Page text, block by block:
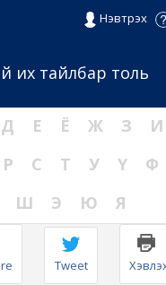
Нэвтрэх
их тайлбар толь
Д Е Ё Ж З И
Р С Т У Ү Ф
Ш
Э Ю Я
Tweet